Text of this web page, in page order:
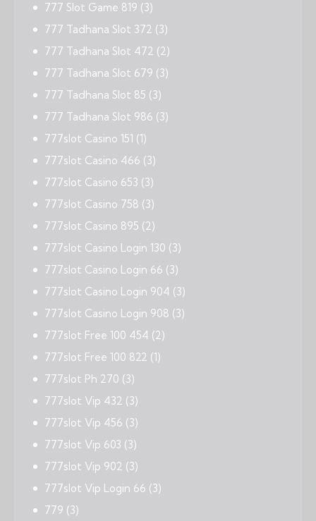
777 Slot Game 819 (3)
777 Tadhana Slot 372 (3)
777 Tadhana Slot 472 (2)
777 Tadhana Slot 679 (3)
777 Tadhana Slot 85 (3)
777 Tadhana Slot 986 (3)
777slot Casino 151 (1)
777slot Casino 466 (3)
777slot Casino 653 (3)
777slot Casino 758 (3)
777slot Casino 895 (2)
777slot Casino Login 130 (3)
777slot Casino Login 66 (3)
777slot Casino Login 904 (3)
777slot Casino Login 908 (3)
777slot Free 100 454 (2)
777slot Free 100 822 (1)
777slot Ph 270 (3)
777slot Vip 432 (3)
777slot Vip 456 (3)
777slot Vip 603 (3)
777slot Vip 902 (3)
777slot Vip Login 66 (3)
779 (3)